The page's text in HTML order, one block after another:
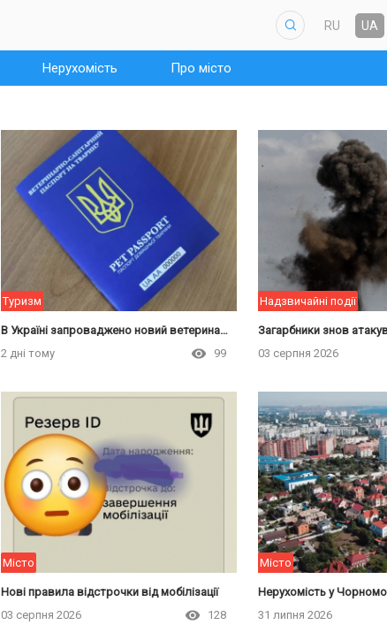
RU UA
Нерухомість Про місто
Туризм
В Україні запроваджено новий ветеринарний паспорт
2 дні тому
99
Надзвичайні події
03 серпня 2026
Місто
Нові правила відстрочки від мобілізації
03 серпня 2026
128
Місто
31 липня 2026